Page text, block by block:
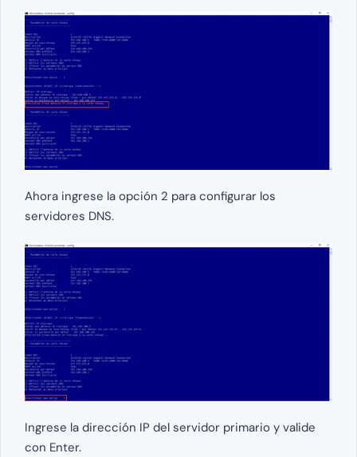
Ahora ingrese la opción 2 para configurar los
servidores DNS.
Ingrese la dirección IP del servidor primario y valide
con Enter.